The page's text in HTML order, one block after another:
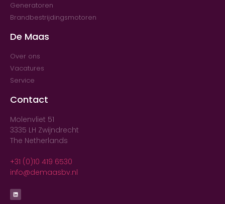
Generatoren
Brandbestrijdingsmotoren
De Maas
Over ons
Vacatures
Service
Contact
Molenvliet 51
3335 LH Zwijndrecht
The Netherlands
+31 (0)10 419 6530
info@demaasbv.nl